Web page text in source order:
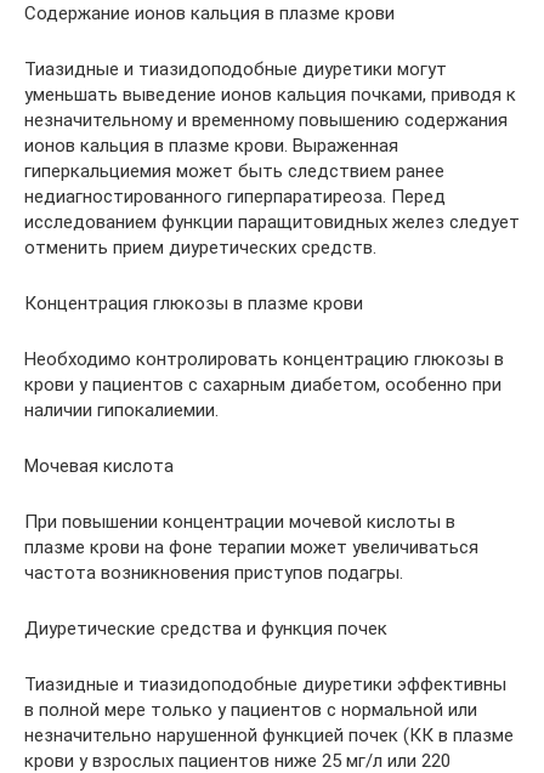
Содержание ионов кальция в плазме крови
Тиазидные и тиазидоподобные диуретики могут
уменьшать выведение ионов кальция почками, приводя к
незначительному и временному повышению содержания
ионов кальция в плазме крови. Выраженная
гиперкальциемия может быть следствием ранее
недиагностированного гиперпаратиреоза. Перед
исследованием функции паращитовидных желез следует
отменить прием диуретических средств.
Концентрация глюкозы в плазме крови
Необходимо контролировать концентрацию глюкозы в
крови у пациентов с сахарным диабетом, особенно при
наличии гипокалиемии.
Мочевая кислота
При повышении концентрации мочевой кислоты в
плазме крови на фоне терапии может увеличиваться
частота возникновения приступов подагры.
Диуретические средства и функция почек
Тиазидные и тиазидоподобные диуретики эффективны
в полной мере только у пациентов с нормальной или
незначительно нарушенной функцией почек (КК в плазме
крови у взрослых пациентов ниже 25 мг/л или 220